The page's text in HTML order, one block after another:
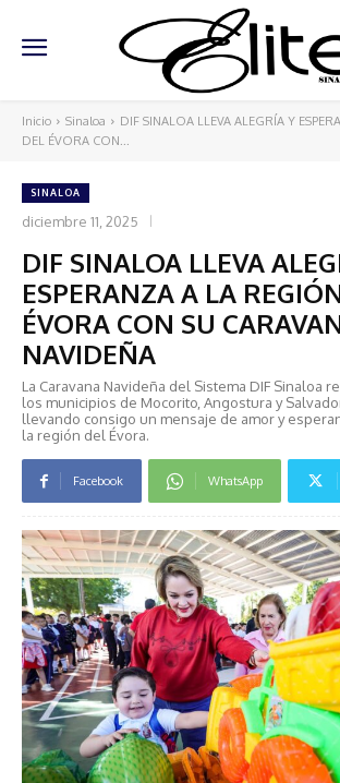
Inicio Sinaloa
DIF SINALOA LLEVA ALEGRÍA Y
DEL ÉVORA CON...
SINALOA
diciembre 11, 2025
DIF SINALOA LLEVA
ESPERANZA A LA
ÉVORA CON SU
NAVIDEÑA
La Caravana Navideña del Sistema DIF Sinaloa
los municipios de Mocorito, Angostura y
llevando consigo un mensaje de amor y
la región del Évora.
Facebook WhatsApp